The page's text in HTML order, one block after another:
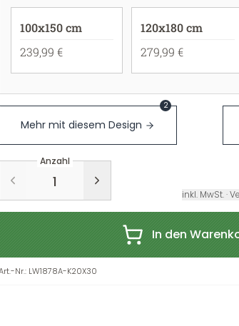
100x150 cm
239,99 €
120x180 cm
279,99 €
Mehr mit diesem Design
2
Anzahl
inkl. MwSt. ·
In den
Nr.: LW1878A-K20X30